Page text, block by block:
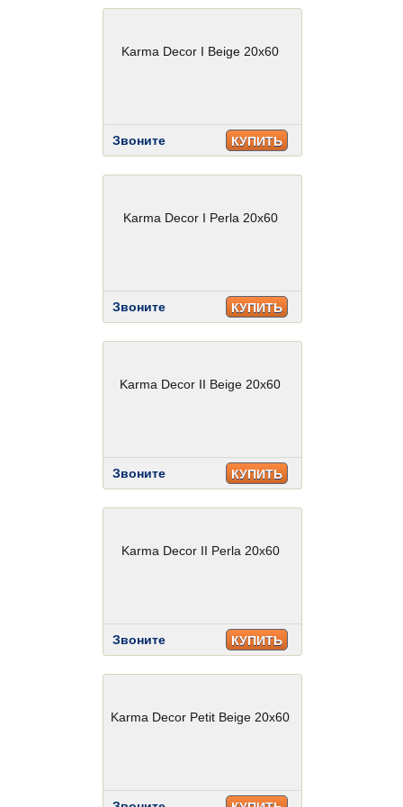
Karma Decor I Beige 20x60
Звоните КУПИТЬ
Karma Decor I Perla 20x60
Звоните КУПИТЬ
Karma Decor II Beige 20x60
Звоните КУПИТЬ
Karma Decor II Perla 20x60
Звоните КУПИТЬ
Karma Decor Petit Beige 20x60